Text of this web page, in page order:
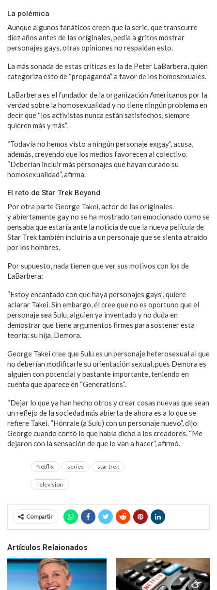
La polémica
Aunque algunos fanáticos creen que la serie, que transcurre
diez años antes de las originales, pedía a gritos mostrar
personajes gays, otras opiniones no respaldan esto.
La más sonada de estas críticas es la de Peter LaBarbera, quien
categoriza esto de “propaganda” a favor de los homosexuales.
LaBarbera es el fundador de la organización Americanos por la
verdad sobre la homosexualidad y no tiene ningún problema en
decir que “los activistas nunca están satisfechos, siempre
quieren más y más”.
“Todavía no hemos visto a ningún personaje exgay”, acusa,
además, creyendo que los medios favorecen al colectivo.
“Deberían incluir más personajes que hayan curado su
homosexualidad”, afirma.
El reto de Star Trek Beyond
Por otra parte George Takei, actor de las originales
y abiertamente gay no se ha mostrado tan emocionado como se
pensaba que estaría ante la noticia de que la nueva película de
Star Trek también incluiría a un personaje que se sienta atraído
por los hombres.
Por supuesto, nada tienen que ver sus motivos con los de
LaBarbera:
“Estoy encantado con que haya personajes gays”, quiere
aclarar Takei. Sin embargo, él cree que no es oportuno que el
personaje sea Sulu, alguien ya inventado y no duda en
demostrar que tiene argumentos firmes para sostener esta
teoría: su hija, Demora.
George Takei cree que Sulu es un personaje heterosexual al que
no deberían modificarle su orientación sexual, pues Demora es
alguien con potencial y bastante importante, teniendo en
cuenta que aparece en “Generations”.
“Dejar lo que ya han hecho otros y crear cosas nuevas que sean
un reflejo de la sociedad más abierta de ahora es a lo que se
refiere Takei. “Hónrale (a Sulu) con un personaje nuevo”, dijo
George cuando contó lo que había dicho a los creadores. “Me
dejaron con la sensación de que lo van a hacer”, afirmó.
Netflix series star trek
Televisión
Compartir
Artículos Relaionados